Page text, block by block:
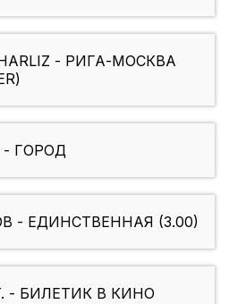
- РИГА-МОСКВА
ГОРОД
- ЕДИНСТВЕННАЯ (3.00)
- БИЛЕТИК В КИНО